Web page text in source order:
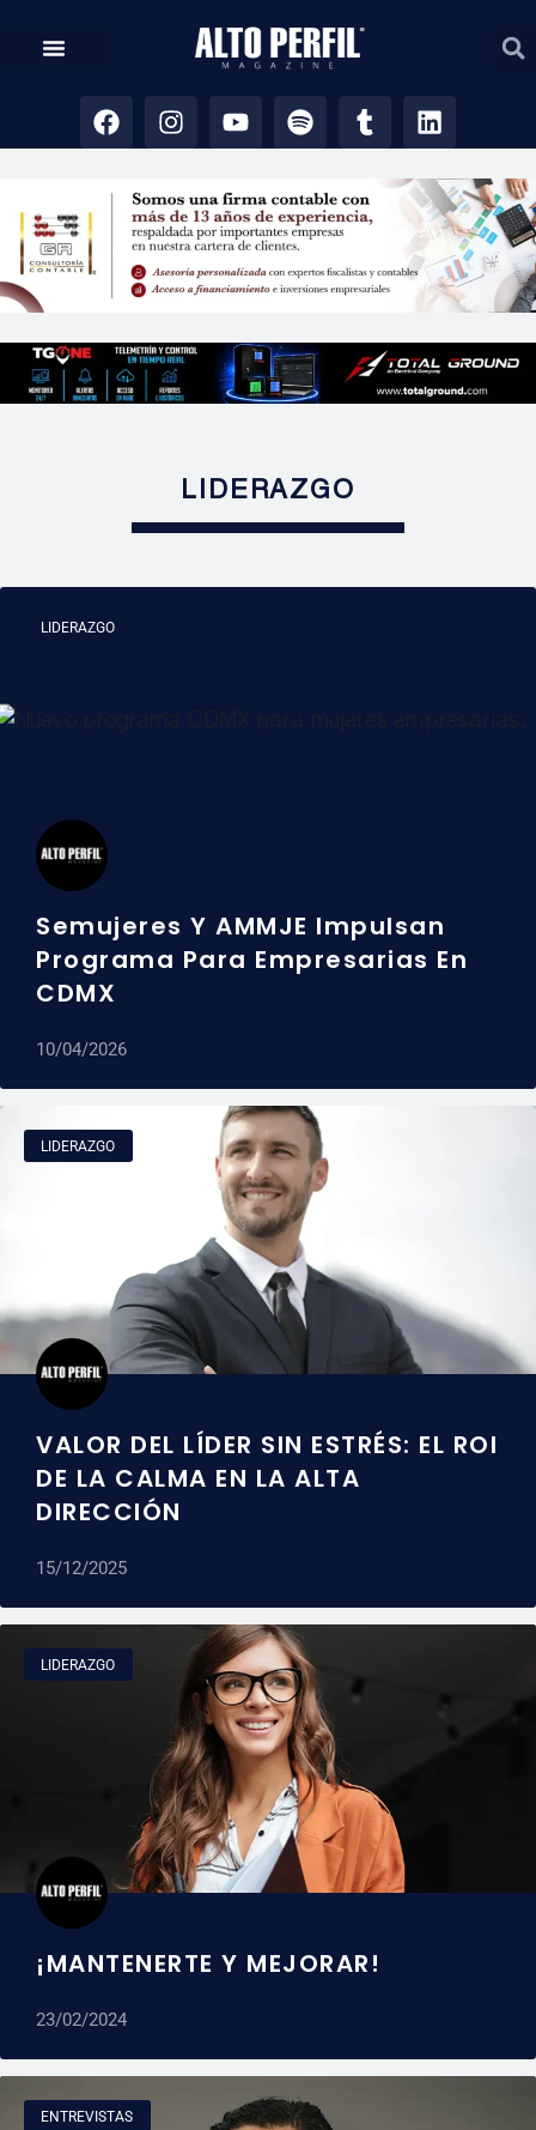
LIDERAZGO
LIDERAZGO
Semujeres Y AMMJE Impulsan
Programa Para Empresarias En
CDMX
10/04/2026
LIDERAZGO
VALOR DEL LÍDER SIN ESTRÉS: EL ROI
DE LA CALMA EN LA ALTA
DIRECCIÓN
15/12/2025
LIDERAZGO
¡MANTENERTE Y MEJORAR!
23/02/2024
ENTREVISTAS